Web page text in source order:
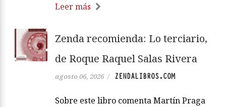
Leer más
Zenda recomienda: Lo terciario,
de Roque Raquel Salas Rivera
agosto 06, 2026 / ZENDALIBROS.COM
Sobre este libro comenta Martín Praga